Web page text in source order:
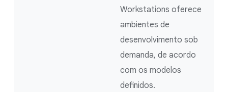
Workstations oferece
ambientes de
desenvolvimento sob
demanda, de acordo
com os modelos
definidos.